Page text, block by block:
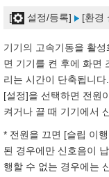
[ 설정/등록] [환경
기기의 고속기동을 활
면 기기를 켠 후에 화면
리는 시간이 단축됩니다.
[설정]을 선택하면 전원
켜거나 끌 때 기기에서
* 전원을 끄면 [슬립 이
된 경우에만 신호음이
행할 수 없는 경우에는